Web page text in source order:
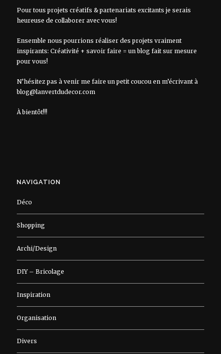
Pour tous projets créatifs & partenariats excitants je serais
heureuse de collaborer avec vous!
Ensemble nous pourrions réaliser des projets vraiment
inspirants: Créativité + savoir faire = un blog fait sur mesure
pour vous!
N’hésitez pas à venir me faire un petit coucou en m’écrivant à
blog@lanvertdudecor.com
À bientôt!!!
NAVIGATION
Déco
Shopping
Archi/Design
DIY – Bricolage
Inspiration
Organisation
Divers